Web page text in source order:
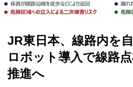
JR東日本、線路内を
ロボット導入で線路
推進へ